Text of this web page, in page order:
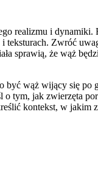
realizmu i dynamiki.
teksturach. Zwróć
sprawią, że wąż
wąż wijący się po
tym, jak zwierzęta
kontekst, w jakim